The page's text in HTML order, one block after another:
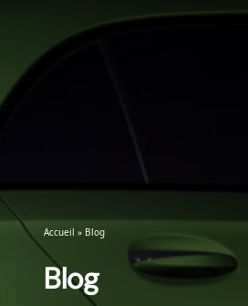
Accueil » Blog
Blog